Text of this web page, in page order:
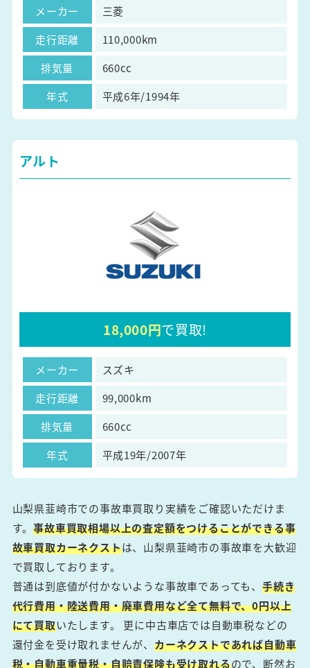
メーカー
三菱
走行距離
110,000km
排気量
660cc
年式
平成6年/1994年
アルト
18,000円で買取!
メーカー
スズキ
走行距離
99,000km
排気量
660cc
年式
平成19年/2007年
山梨県韮崎市での事故車買取り実績をご確認いただけま
す。事故車買取相場以上の査定額をつけることができる事
故車買取カーネクストは、山梨県韮崎市の事故車を大歓迎
で買取しております。
普通は到底値が付かないような事故車であっても、手続き
代行費用・陸送費用・廃車費用など全て無料で、0円以上
にて買取いたします。 更に中古車店では自動車税などの
還付金を受け取れませんが、カーネクストであれば自動車
税・自動車重量税・自賠責保険も受け取れるので、断然お